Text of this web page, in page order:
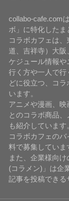
collabo-cafe.com
ボ」に特化したま
コラボカフェは
道、吉祥寺）大阪
ケジュール情報
行く方や一人で行
どに役立つ、コ
います。
アニメや漫画、
とのコラボ商品
も紹介しています
コラボカフェの
料で募集していま
また、企業様向
(コラメン)」は企
記事を投稿できる